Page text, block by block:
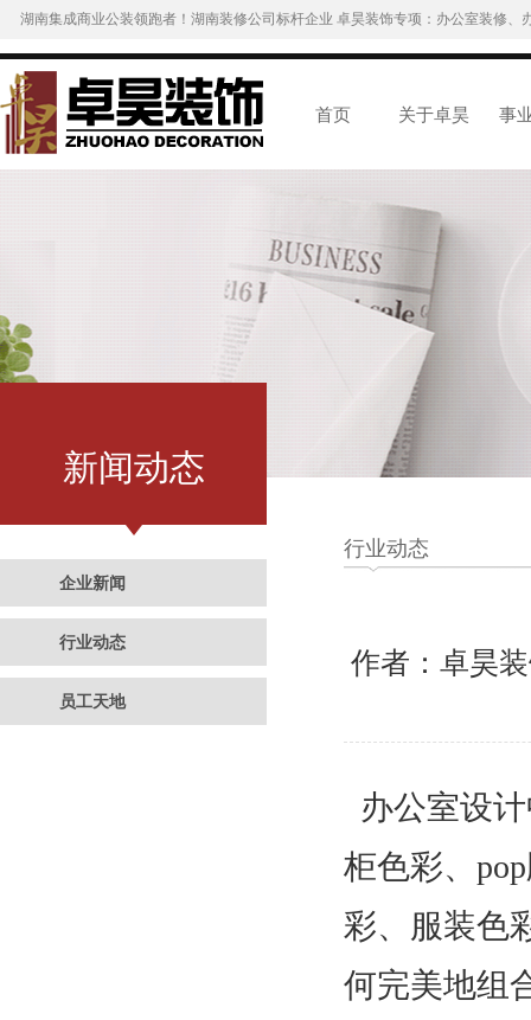
湖南集成商业公装领跑者！湖南装修公司标杆企业 卓昊装饰专项：办公室装修
首页 关于卓昊 事
新闻动态
企业新闻
行业动态
员工天地
行业动态
作者：卓昊
办公室设
柜色彩、 pop
彩、服装色
何完美地组